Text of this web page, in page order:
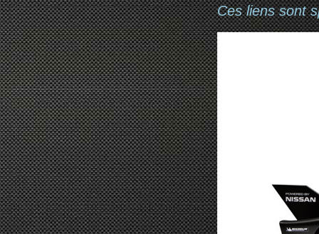
Ces liens sont